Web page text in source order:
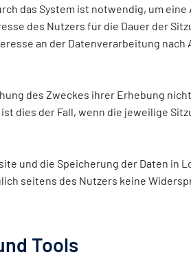
das System ist notwendig, um
des Nutzers für die Dauer der
an der Datenverarbeitung nach
des Zweckes ihrer Erhebung
dies der Fall, wenn die jeweilige
und die Speicherung der Daten in
seitens des Nutzers keine
Tools